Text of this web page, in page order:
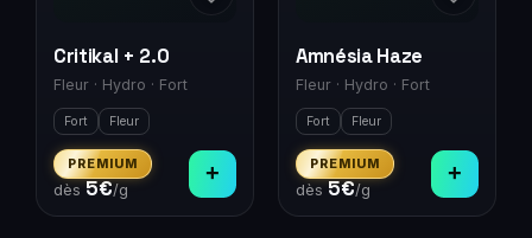
Critikal + 2.0
Fleur · Hydro · Fort
Fort Fleur
PREMIUM
dès 5€/g
+
Amnésia Haze
Fleur · Hydro · Fort
Fort Fleur
PREMIUM
dès 5€/g
+